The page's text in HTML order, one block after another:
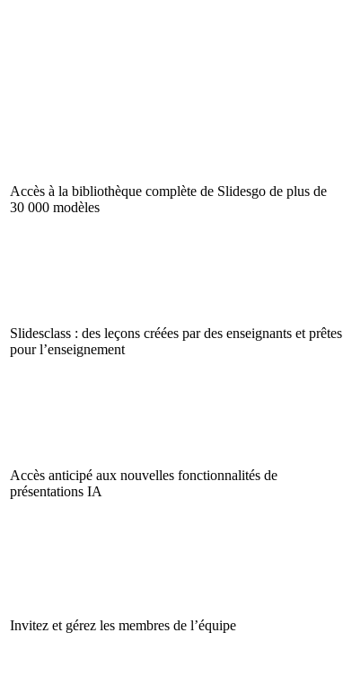
Accès à la bibliothèque complète de Slidesgo de plus de
30 000 modèles
Slidesclass : des leçons créées par des enseignants et prêtes
pour l’enseignement
Accès anticipé aux nouvelles fonctionnalités de
présentations IA
Invitez et gérez les membres de l’équipe